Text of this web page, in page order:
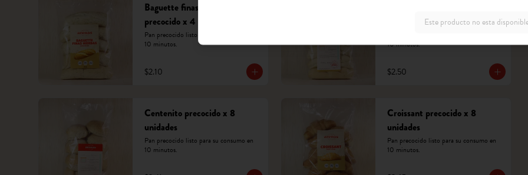
Baguette finas hierbas
precocido x 4 unidades
Pan precocido listo para su consumo en
10 minutos.
$2.10
x 5 unidades
10 minutos.
$2.50
Centenito precocido x 8
unidades
Pan precocido listo para su consumo en
10 minutos.
Croissant precocido x 8
unidades
Pan precocido listo para su consumo en
10 minutos.
Este producto no esta